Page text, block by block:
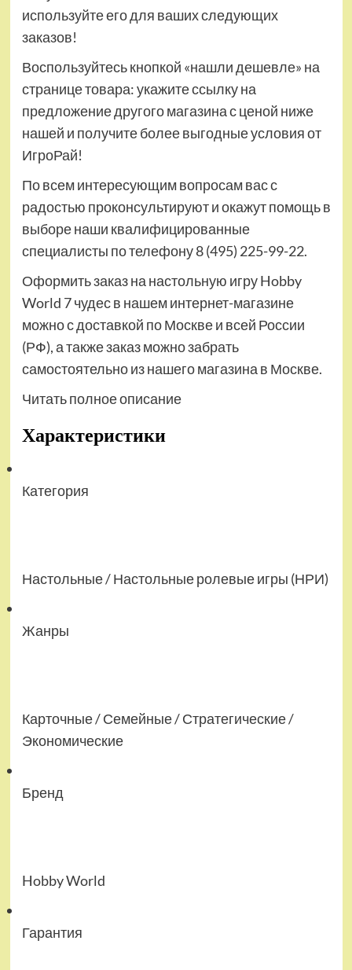
используйте его для ваших следующих
заказов!
Воспользуйтесь кнопкой «нашли дешевле» на
странице товара: укажите ссылку на
предложение другого магазина с ценой ниже
нашей и получите более выгодные условия от
ИгроРай!
По всем интересующим вопросам вас с
радостью проконсультируют и окажут помощь в
выборе наши квалифицированные
специалисты по телефону 8 (495) 225-99-22.
Оформить заказ на настольную игру Hobby
World 7 чудес в нашем интернет-магазине
можно с доставкой по Москве и всей России
(РФ), а также заказ можно забрать
самостоятельно из нашего магазина в Москве.
Читать полное описание
Характеристики
Категория
Настольные / Настольные ролевые игры (НРИ)
Жанры
Карточные / Семейные / Стратегические /
Экономические
Бренд
Hobby World
Гарантия